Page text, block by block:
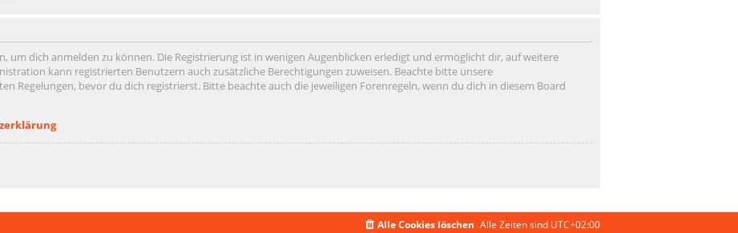
um dich anmelden zu können. Die Registrierung ist in wenigen Augenblicken erledigt und ermöglicht dir, auf weitere
kann registrierten Benutzern auch zusätzliche Berechtigungen zuweisen. Beachte bitte unsere
Regelungen, bevor du dich registrierst. Bitte beachte auch die jeweiligen Forenregeln, wenn du dich in diesem Board
Alle Zeiten sind UTC+02:00
Alle Cookies löschen